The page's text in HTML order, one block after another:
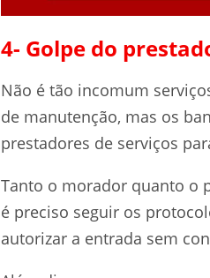
4- Golpe do
Não é tão incomum
de manutenção, mas os
prestadores de serviços
Tanto o morador quanto o
é preciso seguir os
autorizar a entrada sem